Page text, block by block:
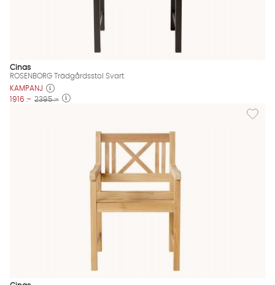
Cinas
ROSENBORG Trädgårdsstol Svart
KAMPANJ
1916 :- 2395 :-
Lägg